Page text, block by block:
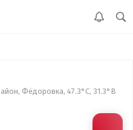
Фёдоровка, 47.3°С, 31.3°В